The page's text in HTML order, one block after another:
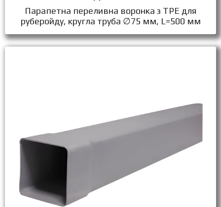
Парапетна переливна воронка з ТPЕ для
руберойду, кругла труба ∅75 мм, L=500 мм